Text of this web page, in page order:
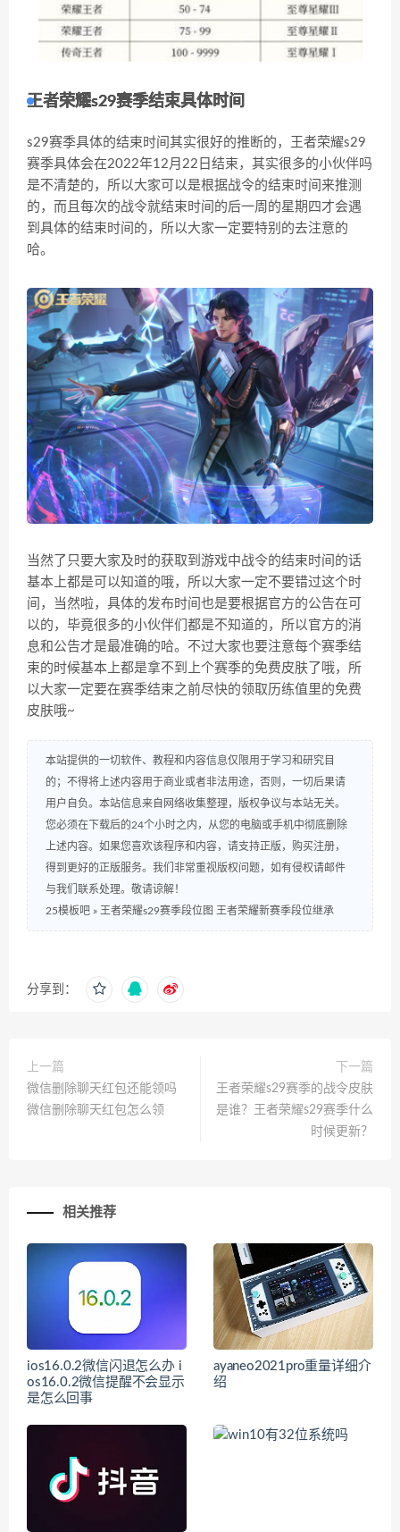
王者荣耀s29赛季结束具体时间
s29赛季具体的结束时间其实很好的推断的，王者荣耀s29
赛季具体会在2022年12月22日结束，其实很多的小伙伴吗
是不清楚的，所以大家可以是根据战令的结束时间来推测
的，而且每次的战令就结束时间的后一周的星期四才会遇
到具体的结束时间的，所以大家一定要特别的去注意的
哈。
当然了只要大家及时的获取到游戏中战令的结束时间的话
基本上都是可以知道的哦，所以大家一定不要错过这个时
间，当然啦，具体的发布时间也是要根据官方的公告在可
以的，毕竟很多的小伙伴们都是不知道的，所以官方的消
息和公告才是最准确的哈。不过大家也要注意每个赛季结
束的时候基本上都是拿不到上个赛季的免费皮肤了哦，所
以大家一定要在赛季结束之前尽快的领取历练值里的免费
皮肤哦~
本站提供的一切软件、教程和内容信息仅限用于学习和研究目
的；不得将上述内容用于商业或者非法用途，否则，一切后果请
用户自负。本站信息来自网络收集整理，版权争议与本站无关。
您必须在下载后的24个小时之内，从您的电脑或手机中彻底删除
上述内容。如果您喜欢该程序和内容，请支持正版，购买注册，
得到更好的正版服务。我们非常重视版权问题，如有侵权请邮件
与我们联系处理。敬请谅解！
25模板吧 » 王者荣耀s29赛季段位图 王者荣耀新赛季段位继承
分享到：
上一篇
微信删除聊天红包还能领吗
微信删除聊天红包怎么领
下一篇
王者荣耀s29赛季的战令皮肤
是谁？王者荣耀s29赛季什么
时候更新？
相关推荐
ios16.0.2微信闪退怎么办 i
os16.0.2微信提醒不会显示
是怎么回事
ayaneo2021pro重量详细介
绍